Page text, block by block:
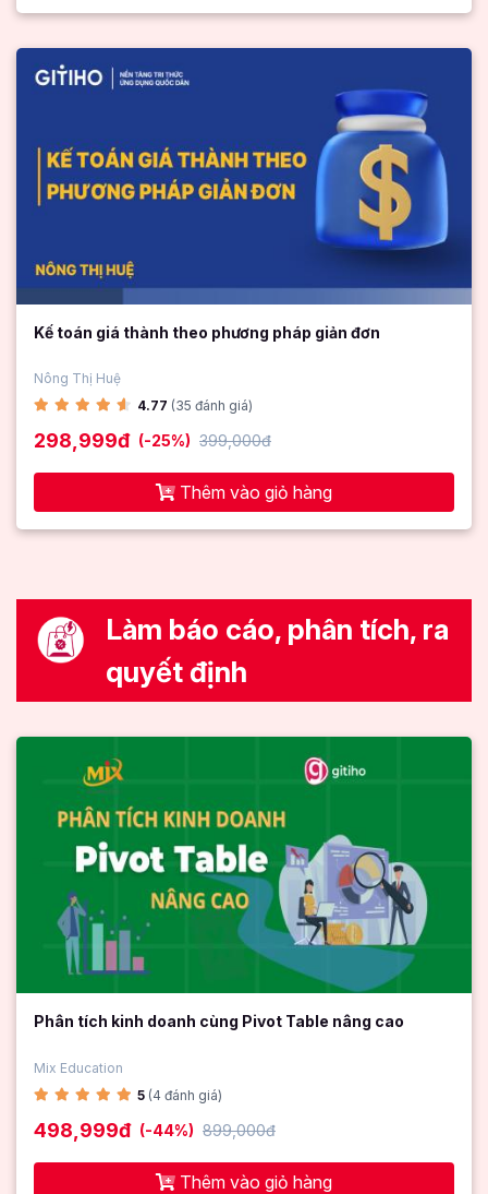
Kế toán giá thành theo phương pháp giản đơn
Nông Thị Huệ
4.77 (35 đánh giá)
298,999đ (-25%) 399,000đ
Thêm vào giỏ hàng
Làm báo cáo, phân tích, ra
quyết định
Phân tích kinh doanh cùng Pivot Table nâng cao
Mix Education
5 (4 đánh giá)
498,999đ (-44%) 899,000đ
Thêm vào giỏ hàng